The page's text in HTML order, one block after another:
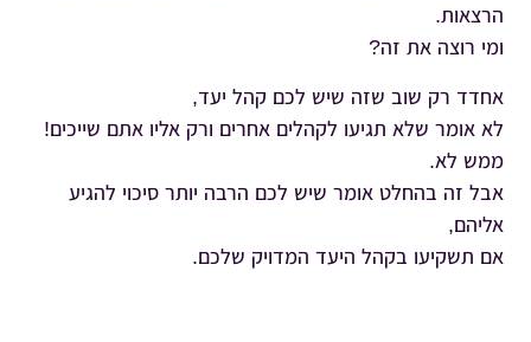
הרצאות.
ומי רוצה את זה?
אחדד רק שוב שזה שיש לכם קהל יעד,
לא אומר שלא תגיעו לקהלים אחרים ורק אליו אתם שייכים!
ממש לא.
אבל זה בהחלט אומר שיש לכם הרבה יותר סיכוי להגיע
אליהם,
אם תשקיעו בקהל היעד המדויק שלכם.